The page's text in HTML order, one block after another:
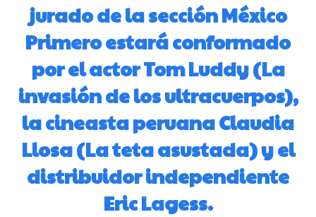
jurado de la sección México
Primero estará conformado
por el actor Tom Luddy (La
invasión de los ultracuerpos),
la cineasta peruana Claudia
Llosa (La teta asustada) y el
distribuidor independiente
Eric Lagess.